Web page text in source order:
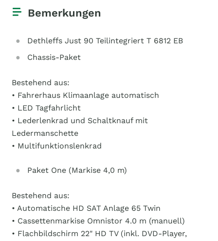
Bemerkungen
Dethleffs Just 90 Teilintegriert T 6812 EB
Chassis-Paket
Bestehend aus:
• Fahrerhaus Klimaanlage automatisch
• LED Tagfahrlicht
• Lederlenkrad und Schaltknauf mit
Ledermanschette
• Multifunktionslenkrad
Paket One (Markise 4,0 m)
Bestehend aus:
• Automatische HD SAT Anlage 65 Twin
• Cassettenmarkise Omnistor 4.0 m (manuell)
• Flachbildschirm 22" HD TV (inkl. DVD-Player,